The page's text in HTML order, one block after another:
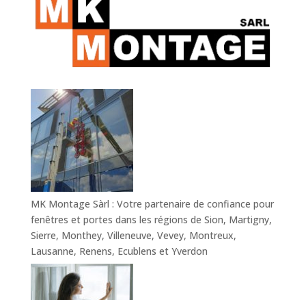
:
MK Montage Sàrl : Votre partenaire de confiance pour
fenêtres et portes dans les régions de Sion, Martigny,
Sierre, Monthey, Villeneuve, Vevey, Montreux,
Lausanne, Renens, Ecublens et Yverdon